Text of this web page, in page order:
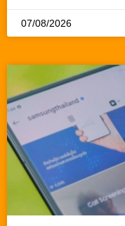
07/08/2026